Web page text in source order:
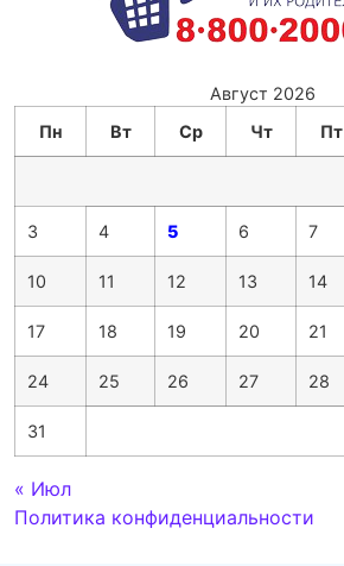
Август 2026
Пн
Вт Ср Чт Пт
3 4 5 6 7
10 11 12 13 14
17 18 19 20 21
24 25 26 27 28
31
« Июл
Политика конфиденциальности